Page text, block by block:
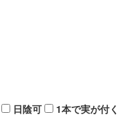
日陰可 1本で実が付く